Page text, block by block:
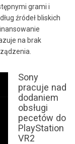
grami i
źródeł bliskich
na brak
Sony
pracuje nad
dodaniem
obsługi
pecetów do
PlayStation
VR2